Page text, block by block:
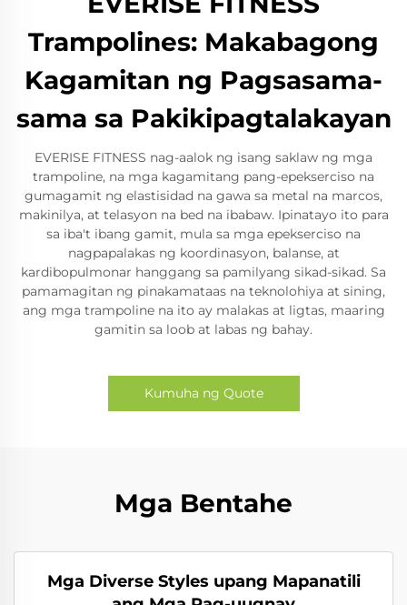
Trampolines: Makabagong
Kagamitan ng Pagsasama-
sama sa Pakikipagtalakayan
EVERISE FITNESS nag-aalok ng isang saklaw ng mga
trampoline, na mga kagamitang pang-epekserciso na
gumagamit ng elastisidad na gawa sa metal na marcos,
makinilya, at telasyon na bed na ibabaw. Ipinatayo ito para
sa iba't ibang gamit, mula sa mga epekserciso na
nagpapalakas ng koordinasyon, balanse, at
kardibopulmonar hanggang sa pamilyang sikad-sikad. Sa
pamamagitan ng pinakamataas na teknolohiya at sining,
ang mga trampoline na ito ay malakas at ligtas, maaring
gamitin sa loob at labas ng bahay.
Kumuha ng Quote
Mga Bentahe
Mga Diverse Styles upang Mapanatili